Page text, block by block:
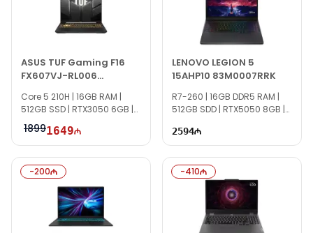
ASUS TUF Gaming F16
FX607VJ-RL006
90NR0MZ6-M00060
Core 5 210H | 16GB RAM |
512GB SSD | RTX3050 6GB |
16" FHD+ | 144Hz | TI1610
18991649
LENOVO LEGION 5
15AHP10 83M0007RRK
R7-260 | 16GB DDR5 RAM |
512GB SDD | RTX5050 8GB |
2594
-200 -410